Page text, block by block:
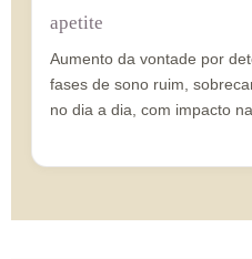
apetite
Aumento da vontade por
fases de sono ruim,
no dia a dia, com impacto